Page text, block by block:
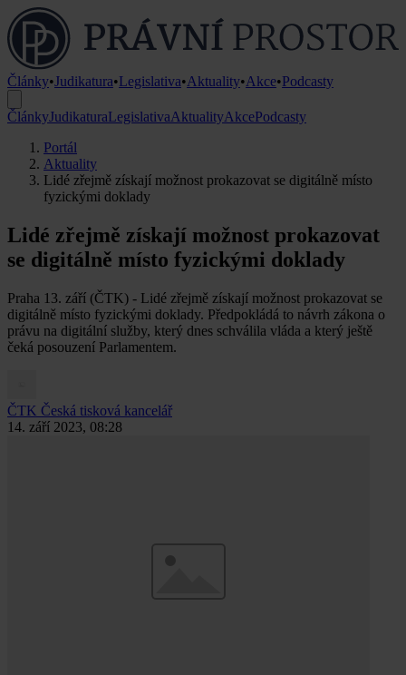
Články•Judikatura•Legislativa•Aktuality•Akce•Podcasty
ČlánkyJudikaturaLegislativaAktualityAkcePodcasty
Portál
Aktuality
Lidé zřejmě získají možnost prokazovat se digitálně místo
fyzickými doklady
Lidé zřejmě získají možnost prokazovat
se digitálně místo fyzickými doklady
Praha 13. září (ČTK) - Lidé zřejmě získají možnost prokazovat se
digitálně místo fyzickými doklady. Předpokládá to návrh zákona o
právu na digitální služby, který dnes schválila vláda a který ještě
čeká posouzení Parlamentem.
ČTK Česká tisková kancelář
14. září 2023, 08:28